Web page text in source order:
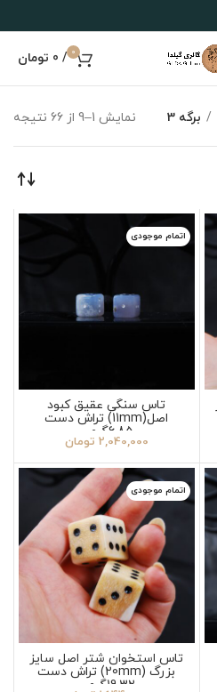
0
/
0 تومان
برگه 3 نمایش 1–9 از 66 نتیجه
اتمام موجودی
تاس سنگی عقیق کبود
اصل(11mm) تراش دست
6.85گرمی
2,040,000 تومان
اتمام موجودی
تاس استخوان شتر اصل سایز
بزرگ (20mm) تراش دست
19.32گرمی